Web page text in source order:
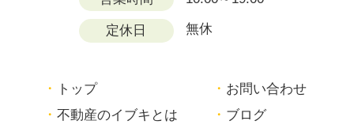
定休日 無休
トップ
不動産のイブキとは
お問い合わせ
ブログ